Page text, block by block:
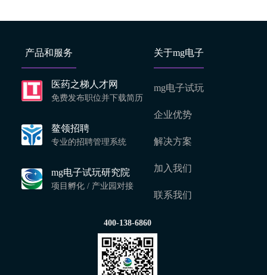
产品和服务
医药之梯人才网
免费发布职位并下载简历
鳌领招聘
专业的招聘管理系统
mg电子试玩研究院
项目孵化 / 产业园对接
关于mg电子
mg电子试玩
企业优势
解决方案
加入我们
联系我们
400-138-6860